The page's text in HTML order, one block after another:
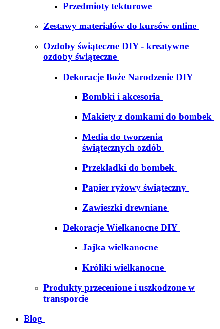
Przedmioty tekturowe
Zestawy materiałów do kursów online
Ozdoby świąteczne DIY - kreatywne
ozdoby świąteczne
Dekoracje Boże Narodzenie DIY
Bombki i akcesoria
Makiety z domkami do bombek
Media do tworzenia
świątecznych ozdób
Przekładki do bombek
Papier ryżowy świąteczny
Zawieszki drewniane
Dekoracje Wielkanocne DIY
Jajka wielkanocne
Króliki wielkanocne
Produkty przecenione i uszkodzone w
transporcie
Blog